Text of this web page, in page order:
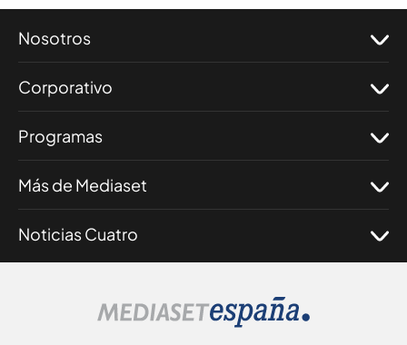
Nosotros
Corporativo
Programas
Más de Mediaset
Noticias Cuatro